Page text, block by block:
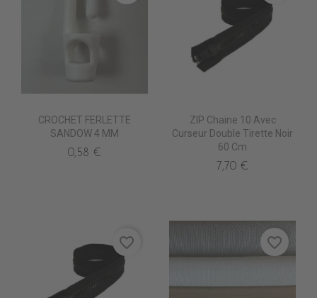
CROCHET FERLETTE
SANDOW 4 MM
0,58 €
ZIP Chaine 10 Avec
Curseur Double Tirette Noir
60 Cm
7,70 €
favorite_border favorite_border